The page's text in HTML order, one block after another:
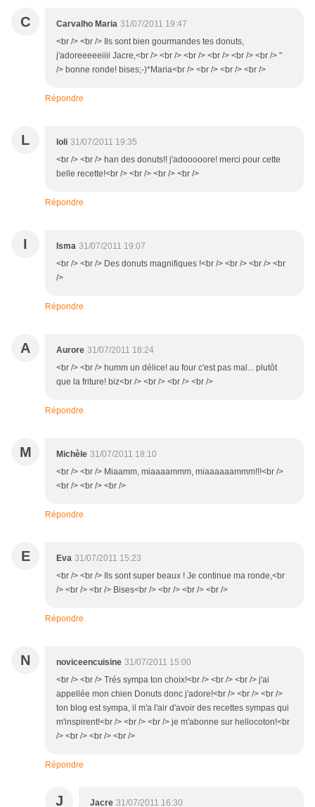
C Carvalho Maria 31/07/2011 19:47
<br /> <br /> Ils sont bien gourmandes tes donuts,
j'adoreeeeeiiii Jacre,<br /> <br /> <br /> <br /> <br /> <br /> "
/> bonne ronde! bises;-)*Maria<br /> <br /> <br /> <br />
Répondre
L loli 31/07/2011 19:35
<br /> <br /> han des donuts!! j'adooooore! merci pour cette
belle recette!<br /> <br /> <br /> <br />
Répondre
I Isma 31/07/2011 19:07
<br /> <br /> Des donuts magnifiques !<br /> <br /> <br /> <br
/>
Répondre
A Aurore 31/07/2011 18:24
<br /> <br /> humm un délice! au four c'est pas mal... plutôt
que la friture! biz<br /> <br /> <br /> <br />
Répondre
M Michèle 31/07/2011 18:10
<br /> <br /> Miaamm, miaaaammm, miaaaaaammm!!!<br />
<br /> <br /> <br />
Répondre
E Eva 31/07/2011 15:23
<br /> <br /> Ils sont super beaux ! Je continue ma ronde,<br
/> <br /> <br /> Bises<br /> <br /> <br /> <br />
Répondre
N noviceencuisine 31/07/2011 15:00
<br /> <br /> Trés sympa ton choix!<br /> <br /> <br /> j'ai
appellée mon chien Donuts donc j'adore!<br /> <br /> <br />
ton blog est sympa, il m'a l'air d'avoir des recettes sympas qui
m'inspirent!<br /> <br /> <br /> je m'abonne sur hellocoton!<br
/> <br /> <br /> <br />
Répondre
J Jacre 31/07/2011 16:30